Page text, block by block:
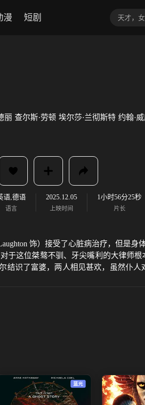
漫 短剧
丽 查尔斯·劳顿 埃尔莎·兰彻斯特 约翰·
语,德语
语言
2025.12.05
上映时间
1小时56分25秒
片长
饰）接受了心脏病治疗，但是
于这位桀骜不驯、牙尖嘴利的大律师
结识了富婆，两人相见甚欢，虽然仆
蓝光